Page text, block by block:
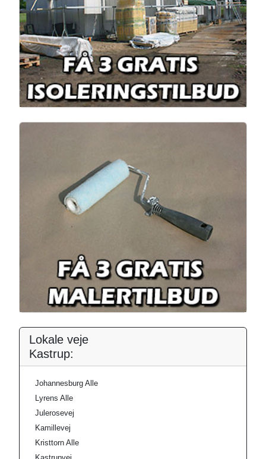
Lokale veje
Kastrup:
Johannesburg Alle
Lyrens Alle
Julerosevej
Kamillevej
Kristtorn Alle